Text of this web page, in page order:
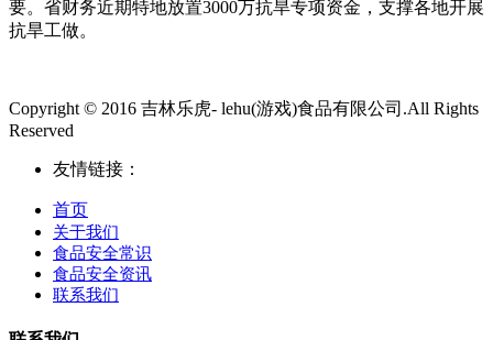
要。省财务近期特地放置3000万抗旱专项资金，支撑各地开展
抗旱工做。
Copyright © 2016 吉林乐虎- lehu(游戏)食品有限公司.All Rights
Reserved
友情链接：
首页
关于我们
食品安全常识
食品安全资讯
联系我们